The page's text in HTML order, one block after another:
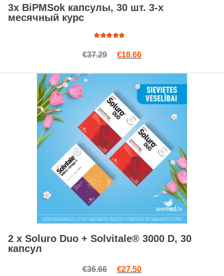
3x BiPMSok капсулы, 30 шт. 3-х
месячный курс
4.97
из
€37.29 Первоначальная цена
€18.66Текущая цена:
2 x Soluro Duo + Solvitale® 3000 D, 30
капсул
€36.66 Первоначальная цена
€27.50Текущая цена: